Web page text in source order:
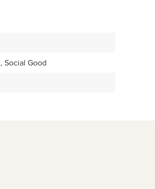
Social Good